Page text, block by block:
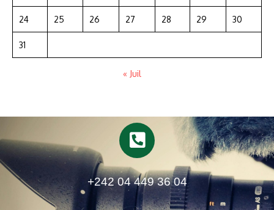
24 25 26 27 28 29 30
31
« Juil
+242 04 449 36 04